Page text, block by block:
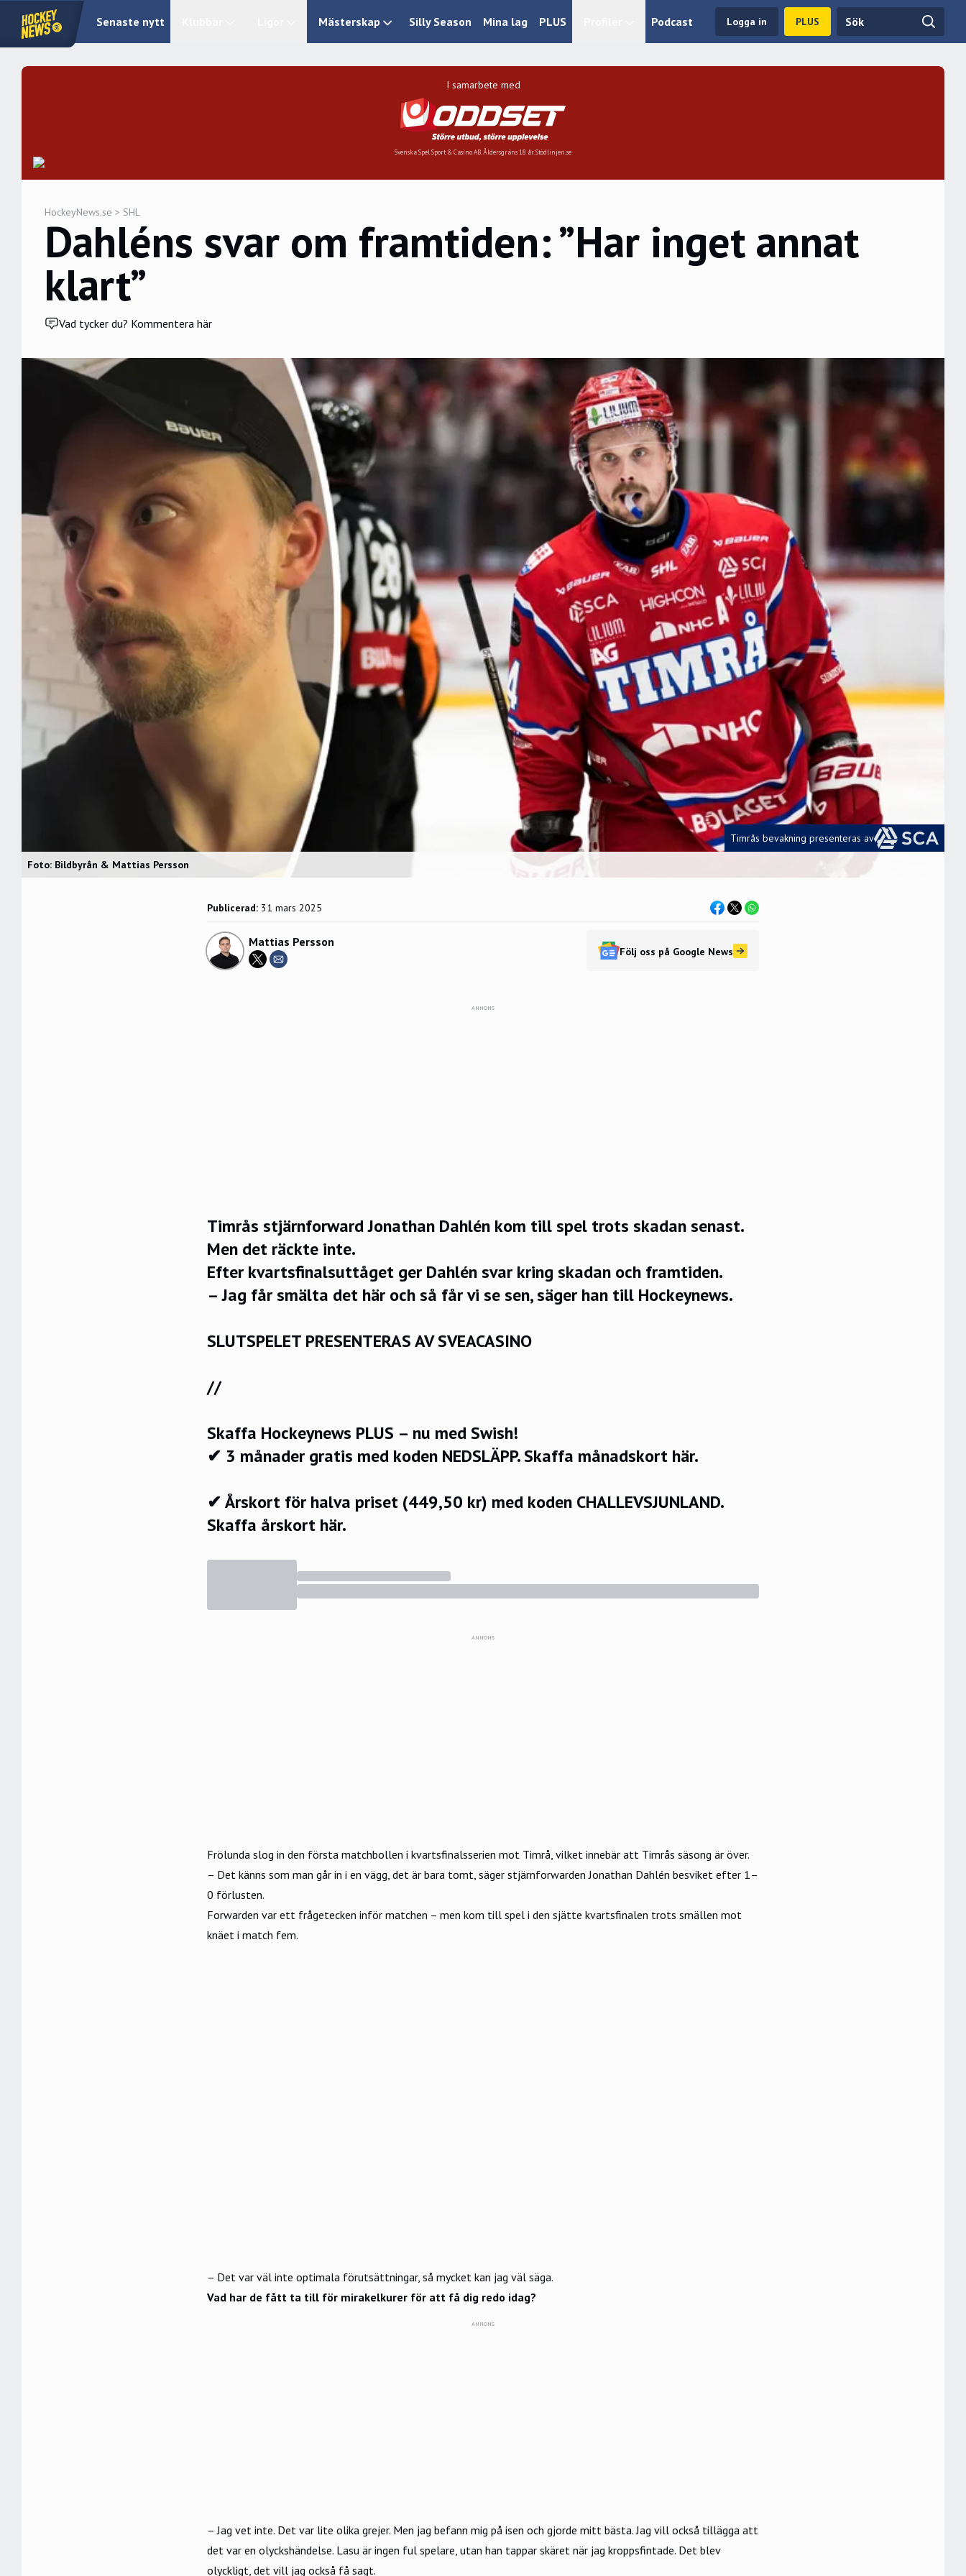
Senaste nytt Mästerskap Silly Season Mina lag PLUS Podcast Logga in PLUS
I samarbete med
Svenska Spel Sport & Casino AB. Åldersgräns 18 år. Stödlinjen.se
HockeyNews.se > SHL
Dahléns svar om framtiden: ”Har inget annat
klart”
Vad tycker du? Kommentera här
Foto: Bildbyrån & Mattias Persson
Timrås bevakning presenteras av
Publicerad: 31 mars 2025
Mattias Persson
Följ oss på Google News
ANNONS
Timrås stjärnforward Jonathan Dahlén kom till spel trots skadan senast.
Men det räckte inte.
Efter kvartsfinalsuttåget ger Dahlén svar kring skadan och framtiden.
– Jag får smälta det här och så får vi se sen, säger han till Hockeynews.
SLUTSPELET PRESENTERAS AV SVEACASINO
//
Skaffa Hockeynews PLUS – nu med Swish!
✔ 3 månader gratis med koden NEDSLÄPP.Skaffa månadskort här.
✔ Årskort för halva priset (449,50 kr) med koden CHALLEVSJUNLAND.
Skaffa årskort här.
ANNONS
Frölunda slog in den första matchbollen i kvartsfinalsserien mot Timrå, vilket innebär att Timrås säsong är över.
– Det känns som man går in i en vägg, det är bara tomt, säger stjärnforwarden Jonathan Dahlén besviket efter 1–
0 förlusten.
Forwarden var ett frågetecken inför matchen – men kom till spel i den sjätte kvartsfinalen trots smällen mot
knäet i match fem.
– Det var väl inte optimala förutsättningar, så mycket kan jag väl säga.
Vad har de fått ta till för mirakelkurer för att få dig redo idag?
ANNONS
– Jag vet inte. Det var lite olika grejer. Men jag befann mig på isen och gjorde mitt bästa. Jag vill också tillägga att
det var en olyckshändelse. Lasu är ingen ful spelare, utan han tappar skäret när jag kroppsfintade. Det blev
olyckligt, det vill jag också få sagt.